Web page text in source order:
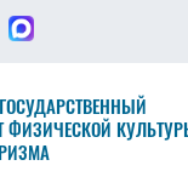
ФИЗИЧЕСКОЙ